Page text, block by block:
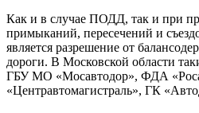
Как и в случае ПОДД, так и при
примыканий, пересечений и
является разрешение от
дороги. В Московской области
ГБУ МО «Мосавтодор», ФДА
«Центравтомагистраль», ГК